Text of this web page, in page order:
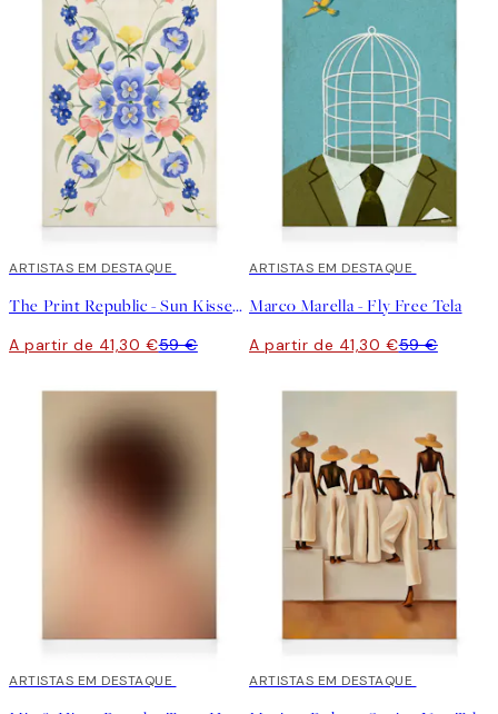
30%*
ARTISTAS EM DESTAQUE
The Print Republic - Sun Kissed Garden No1 Tela
A partir de 41,30 €59 €
30%*
ARTISTAS EM DESTAQUE
Marco Marella - Fly Free Tela
A partir de 41,30 €59 €
30%*
ARTISTAS EM DESTAQUE 30%*
ARTISTAS EM DESTAQUE